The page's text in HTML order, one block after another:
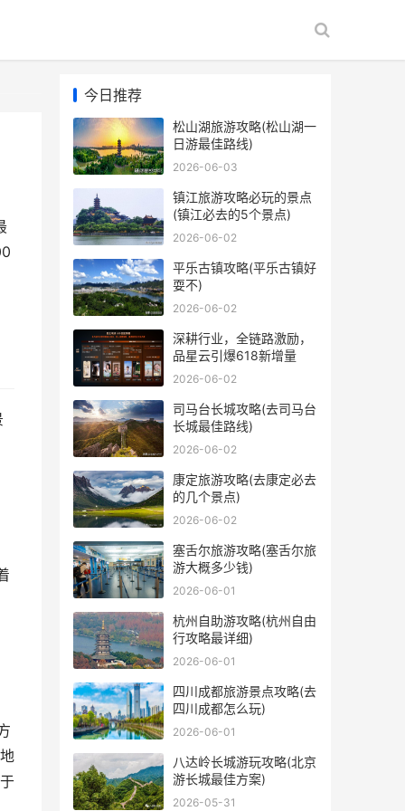
今日推荐
松山湖旅游攻略(松山湖一
日游最佳路线)
2026-06-03
镇江旅游攻略必玩的景点
(镇江必去的5个景点)
2026-06-02
平乐古镇攻略(平乐古镇好
耍不)
2026-06-02
深耕行业，全链路激励，
品星云引爆618新增量
2026-06-02
司马台长城攻略(去司马台
长城最佳路线)
2026-06-02
康定旅游攻略(去康定必去
的几个景点)
2026-06-02
塞舌尔旅游攻略(塞舌尔旅
游大概多少钱)
2026-06-01
杭州自助游攻略(杭州自由
行攻略最详细)
2026-06-01
四川成都旅游景点攻略(去
四川成都怎么玩)
2026-06-01
八达岭长城游玩攻略(北京
游长城最佳方案)
2026-05-31